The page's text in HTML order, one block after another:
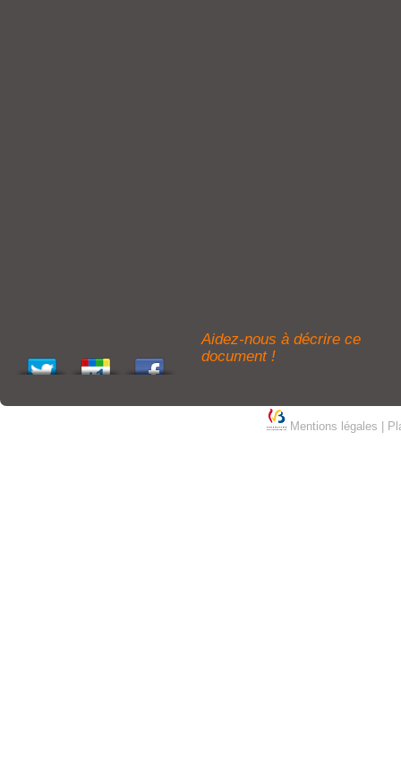
Aidez-nous à décrire ce
document !
Mentions légales